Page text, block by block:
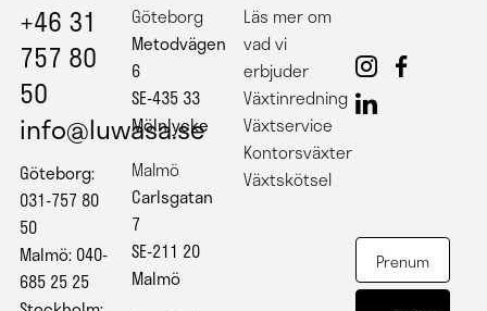
+46 31
757 80
50
info@luwasa.se
Göteborg:
031-757 80
50
Malmö: 040-
685 25 25
Göteborg
Metodvägen
6
SE-435 33
Mölnlycke
Malmö
Carlsgatan
7
SE-211 20
Malmö
Läs mer om
vad vi
erbjuder
Växtinredning
Växtservice
Kontorsväxter
Växtskötsel